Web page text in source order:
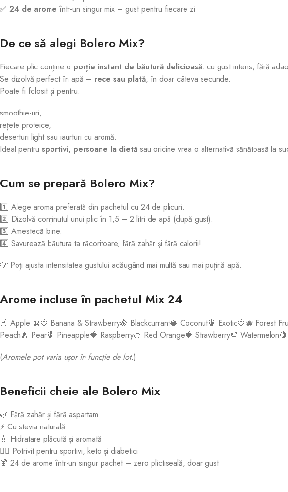
✅ 24 de arome într-un singur mix – gust pentru fiecare zi
De ce să alegi Bolero Mix?
Fiecare plic conține o porție instant de băutură delicioasă, cu gust intens, fără
Se dizolvă perfect în apă – rece sau plată, în doar câteva secunde.
Poate fi folosit și pentru:
smoothie-uri,
rețete proteice,
deserturi light sau iaurturi cu aromă.
Ideal pentru sportivi, persoane la dietă sau oricine vrea o alternativă sănătoasă la
Cum se prepară Bolero Mix?
1️⃣ Alege aroma preferată din pachetul cu 24 de plicuri.
2️⃣ Dizolvă conținutul unui plic în 1,5 – 2 litri de apă (după gust).
3️⃣ Amestecă bine.
4️⃣ Savurează băutura ta răcoritoare, fără zahăr și fără calorii!
💡 Poți ajusta intensitatea gustului adăugând mai multă sau mai puțină apă.
Arome incluse în pachetul Mix 24
🍎 Apple 🍌🍓 Banana & Strawberry🍇 Blackcurrant🥥 Coconut🍍 Exotic🍓🫐 Forest
Peach🍐 Pear🍍 Pineapple🍓 Raspberry🍊 Red Orange🍓 Strawberry🍉
(Aromele pot varia ușor în funcție de lot.)
Beneficii cheie ale Bolero Mix
🌿 Fără zahăr și fără aspartam
⚡ Cu stevia naturală
💧 Hidratare plăcută și aromată
🏋️‍♂️ Potrivit pentru sportivi, keto și diabetici
🍹 24 de arome într-un singur pachet – zero plictiseală, doar gust